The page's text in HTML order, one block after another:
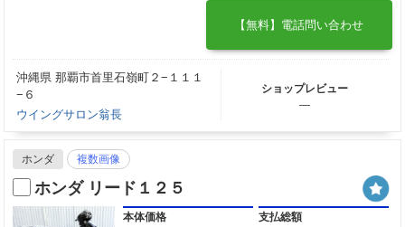
【無料】電話問い合わせ
沖縄県 那覇市首里石嶺町２−１１１
−６
ウイングサロン翁長
ショップレビュー
―
ホンダ 複数画像
ホンダ リード１２５
本体価格 支払総額